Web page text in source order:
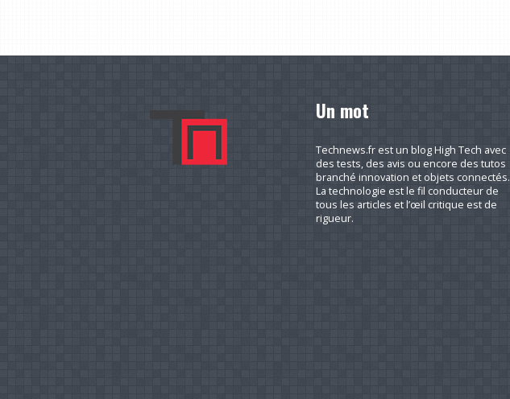
Un mot
Technews.fr est un blog High Tech avec
des tests, des avis ou encore des tutos
branché innovation et objets connectés.
La technologie est le fil conducteur de
tous les articles et l’œil critique est de
rigueur.